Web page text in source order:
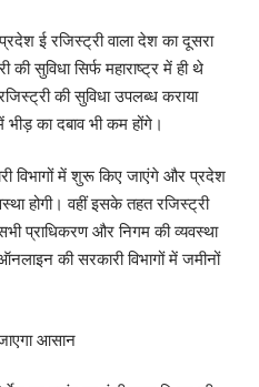
ई रजिस्ट्री वाला देश का दूसरा
सुविधा सिर्फ महाराष्ट्र में ही थे
की सुविधा उपलब्ध कराया
का दबाव भी कम होंगे।
विभागों में शुरू किए जाएंगे और प्रदेश
होगी। वहीं इसके तहत रजिस्ट्री
प्राधिकरण और निगम की व्यवस्था
की सरकारी विभागों में जमीनों
आसान